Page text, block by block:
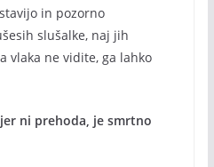
in pozorno
slušalke, naj jih
vlaka ne vidite, ga lahko
ni prehoda, je smrtno